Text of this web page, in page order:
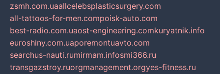
zsmh.com.uaallcelebsplasticsurgery.com
all-tattoos-for-men.compoisk-auto.com
best-radio.com.uaost-engineering.comkuryatnik.info
euroshiny.com.uaporemontuavto.com
searchus-nauti.rumirmam.infosmi366.ru
transgazstroy.ruorgmanagement.orgyes-fitness.ru